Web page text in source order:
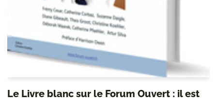
Le Livre blanc sur le Forum Ouvert : il est